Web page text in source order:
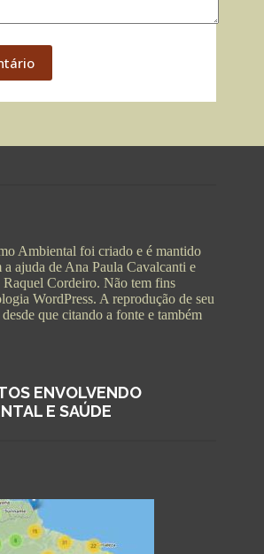
Ambiental foi criado e é mantido
ajuda de Ana Paula Cavalcanti e
Cordeiro. Não tem fins
WordPress. A reprodução de seu
que citando a fonte e também
ENVOLVENDO
E SAÚDE